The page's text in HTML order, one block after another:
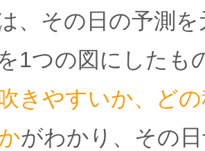
、その日の予測
1つの図にしたも
きやすいか、ど
がわかり、その